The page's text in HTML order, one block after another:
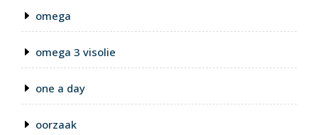
omega
omega 3 visolie
one a day
oorzaak